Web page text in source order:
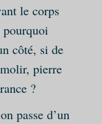
le corps
pourquoi
côté, si de
pierre
?
passe d’un